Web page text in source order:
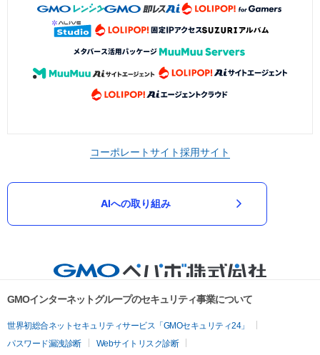
コーポレートサイト採用サイト
AIへの取り組み
GMOインターネットグループのセキュリティ事業について
世界初総合ネットセキュリティサービス「GMOセキュリティ24」
パスワード漏洩診断
Webサイトリスク診断